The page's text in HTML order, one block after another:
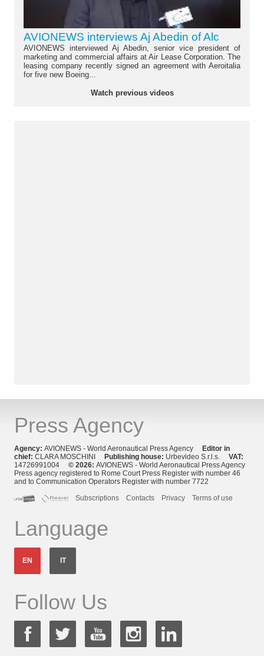
AVIONEWS interviews Aj Abedin of Alc
AVIONEWS interviewed Aj Abedin, senior vice president of
marketing and commercial affairs at Air Lease Corporation. The
leasing company recently signed an agreement with Aeroitalia
for five new Boeing...
Watch previous videos
Press Agency
Agency: AVIONEWS - World Aeronautical Press Agency Editor in
chief: CLARA MOSCHINI Publishing house: Urbevideo S.r.l.s. VAT:
14726991004 © 2026: AVIONEWS - World Aeronautical Press Agency
Press agency registered to Rome Court Press Register with number 46
and to Communication Operators Register with number 7722
Subscriptions
Contacts Privacy Terms of use
Language
EN IT
Follow Us